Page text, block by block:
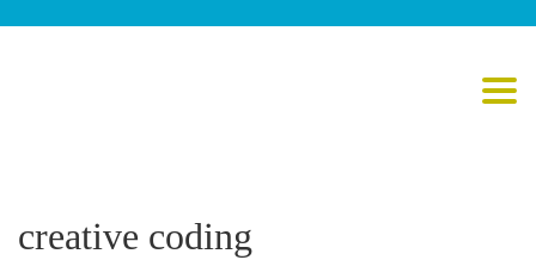
creative coding